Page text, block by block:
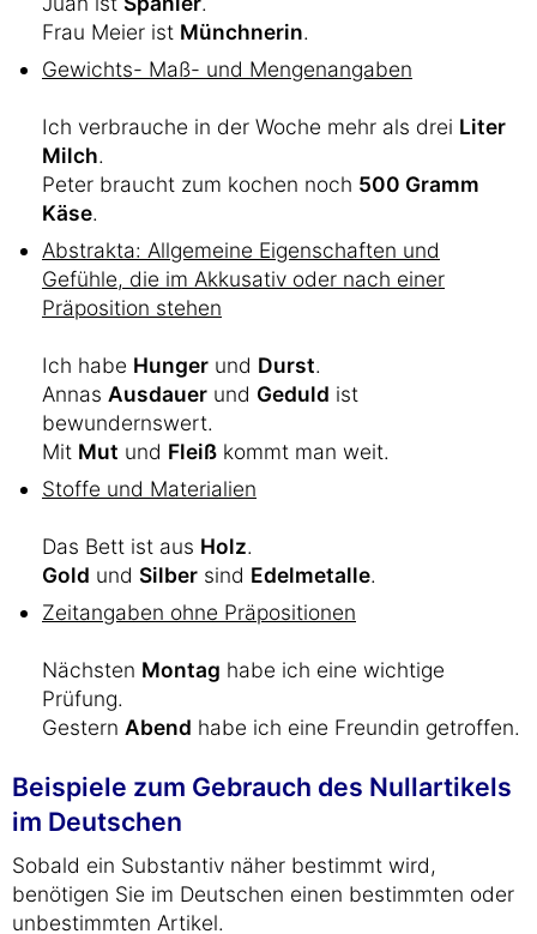
Frau Meier ist Münchnerin.
Gewichts- Maß- und Mengenangaben
Ich verbrauche in der Woche mehr als drei Liter
Milch.
Peter braucht zum kochen noch 500 Gramm
Käse.
Abstrakta: Allgemeine Eigenschaften und
Gefühle, die im Akkusativ oder nach einer
Präposition stehen
Ich habe Hunger und Durst.
Annas Ausdauer und Geduld ist
bewundernswert.
Mit Mut und Fleiß kommt man weit.
Stoffe und Materialien
Das Bett ist aus Holz.
Gold und Silber sind Edelmetalle.
Zeitangaben ohne Präpositionen
Nächsten Montag habe ich eine wichtige
Prüfung.
Gestern Abend habe ich eine Freundin getroffen.
Beispiele zum Gebrauch des Nullartikels
im Deutschen
Sobald ein Substantiv näher bestimmt wird,
benötigen Sie im Deutschen einen bestimmten oder
unbestimmten Artikel.